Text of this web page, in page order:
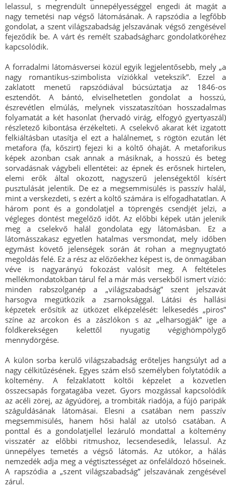
lelassul, s megrendült ünnepélyességgel engedi át magát a
nagy temetési nap végső látomásának. A rapszódia a legfőbb
gondolat, a szent világszabadság jelszavának végső zengésével
fejeződik be. A várt és remélt szabadságharc gondolatköréhez
kapcsolódik.
A forradalmi látomásversei közül egyik legjelentősebb, mely „a
nagy romantikus-szimbolista víziókkal vetekszik”. Ezzel a
zaklatott menetű rapszódiával búcsúztatja az 1846-os
esztendőt. A bántó, elviselhetetlen gondolat a hosszú,
észrevétlen elmúlás, melynek visszataszítóan hosszadalmas
folyamatát a két hasonlat (hervadó virág, elfogyó gyertyaszál)
részletező kibontása érzékelteti. A cselekvő akarat két izgatott
felkiáltásban utasítja el ezt a halálnemet, s rögtön ezután lét
metafora (fa, kőszirt) fejezi ki a költő óhaját. A metaforikus
képek azonban csak annak a másiknak, a hosszú és beteg
sorvadásnak vágybeli ellentétei: az épnek és erősnek hirtelen,
elemi erők által okozott, nagyszerű jelenségektől kísért
pusztulását jelentik. De ez a megsemmisülés is passzív halál,
mint a verskezdeti, s ezért a költő számára is elfogadhatatlan. A
három pont és a gondolatjel a töprengés csendjét jelzi, a
végleges döntést megelőző időt. Az előbbi képek után jelenik
meg a cselekvő halál gondolata egy látomásban. Ez a
látomásszakasz egyetlen hatalmas versmondat, mely időben
egymást követő jelenségek során át rohan a megnyugtató
megoldás felé. Ez a rész az előzőekhez képest is, de önmagában
véve is nagyarányú fokozást valósít meg. A feltételes
mellékmondatokban tárul fel a már más versekből ismert vízió:
minden rabszolganép a „világszabadság” szent jelszavát
harsogva megütközik a zsarnoksággal. Látási és hallási
képzetek erősítik az ütközet elképzelését: lelkesedés „piros”
színe az arcokon és a zászlókon s az „elharsogják” ige a
földkerekségen kelettől nyugatig végighömpölygő
mennydörgése.
A külön sorba kerülő világszabadság erőteljes hangsúlyt ad a
nagy célkitűzésének. Egyes szám első személyben folytatódik a
költemény. A felzaklatott költői képzelet a közvetlen
összecsapás forgatagába vezet. Gyors mozgással kapcsolódik
az acéli zörej, az ágyúdörej, a trombiták riadója, a fújó paripák
száguldásának látomásai. Elesni a csatában nem passzív
megsemmisülés, hanem hősi halál az utolsó csatában. A
ponttal és a gondolatjellel lezáruló mondattal a költemény
visszatér az előbbi ritmushoz, lecsendesedik, lelassul. Az
ünnepélyes temetés a végső látomás. Az utókor, a hálás
nemzedék adja meg a végtisztességet az önfeláldozó hőseinek.
A rapszódia a „szent világszabadság” jelszavának zengésével
zárul.